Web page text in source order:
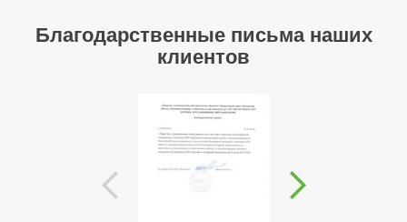
Благодарственные письма наших
клиентов